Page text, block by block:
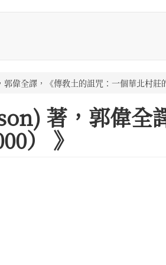
全譯，《傳敎土的詛咒：一個華北村莊
著，郭偉全
） 》